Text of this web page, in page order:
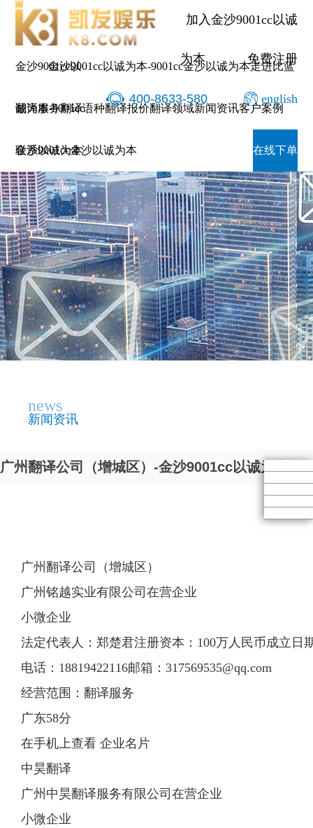
加入金沙9001cc以诚
为本 免费注册
400-8633-580 english
金沙9001cc以
诚为本-9001cc
金沙以诚为本
金沙9001cc以诚为本-9001cc金沙以诚为本走进比蓝
翻译服务翻译语种翻译报价翻译领域新闻资讯客户案例
联系9001cc金沙以诚为本 在线下单
news
新闻资讯
广州翻译公司（增城区）-金沙9001cc以诚为本
广州翻译公司（增城区）
广州铭越实业有限公司在营企业
小微企业
法定代表人：郑楚君注册资本：100万人民币成立日
电话：18819422116邮箱： 317569535@qq.com
经营范围：翻译服务
广东58分
在手机上查看 企业名片
中昊翻译
广州中昊翻译服务有限公司在营企业
小微企业